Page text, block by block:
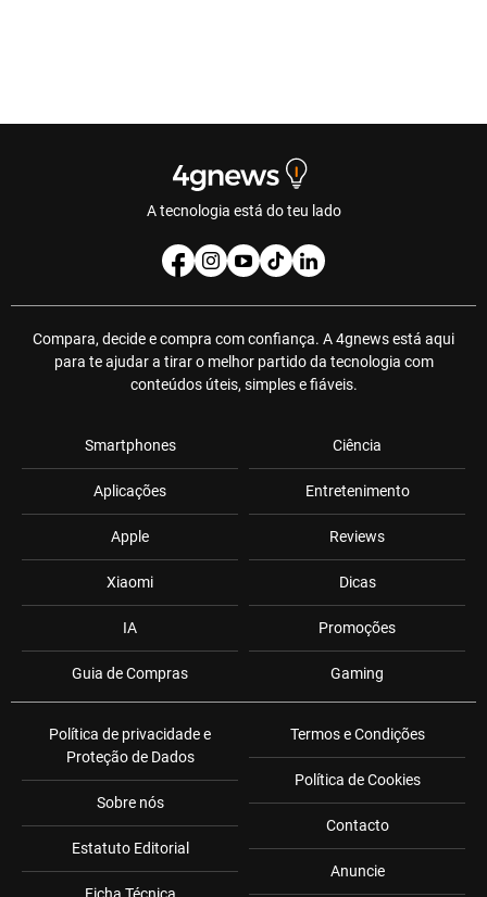
A tecnologia está do teu lado
Compara, decide e compra com confiança. A 4gnews está aqui
para te ajudar a tirar o melhor partido da tecnologia com
conteúdos úteis, simples e fiáveis.
Smartphones
Aplicações
Apple
Xiaomi
IA
Guia de Compras
Ciência
Entretenimento
Reviews
Dicas
Promoções
Gaming
Política de privacidade e
Proteção de Dados
Sobre nós
Estatuto Editorial
Termos e Condições
Política de Cookies
Contacto
Anuncie